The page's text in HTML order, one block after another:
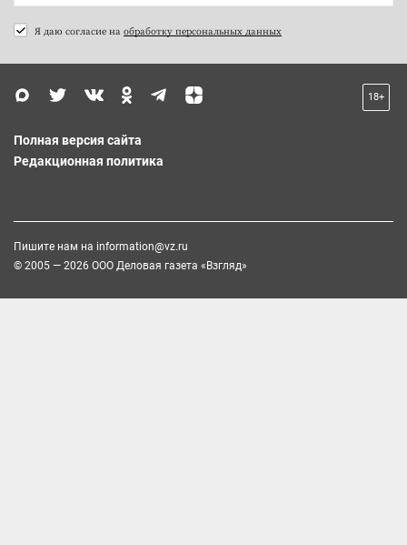
Я даю согласие на обработку персональных данных
18+
Полная версия сайта
Редакционная политика
Пишите нам на information@vz.ru
© 2005 — 2026 ООО Деловая газета «Взгляд»